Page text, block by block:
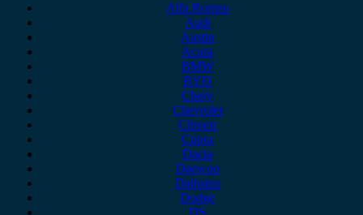
Alfa Romeo
Audi
Austin
Acura
BMW
BYD
Chery
Chevrolet
Citroen
Cupra
Dacia
Daewoo
Daihatsu
Dodge
DS